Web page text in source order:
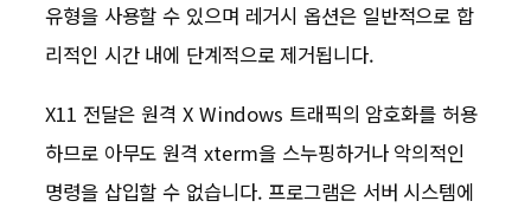
유형을 사용할 수 있으며 레거시 옵션은 일반적으로 합
리적인 시간 내에 단계적으로 제거됩니다.
X11 전달은 원격 X Windows 트래픽의 암호화를 허용
하므로 아무도 원격 xterm을 스누핑하거나 악의적인
명령을 삽입할 수 없습니다. 프로그램은 서버 시스템에